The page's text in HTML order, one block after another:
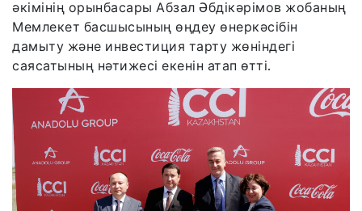
әкімінің орынбасары Абзал Әбдікәрімов жобаның
Мемлекет басшысының өңдеу өнеркәсібін
дамыту және инвестиция тарту жөніндегі
саясатының нәтижесі екенін атап өтті.